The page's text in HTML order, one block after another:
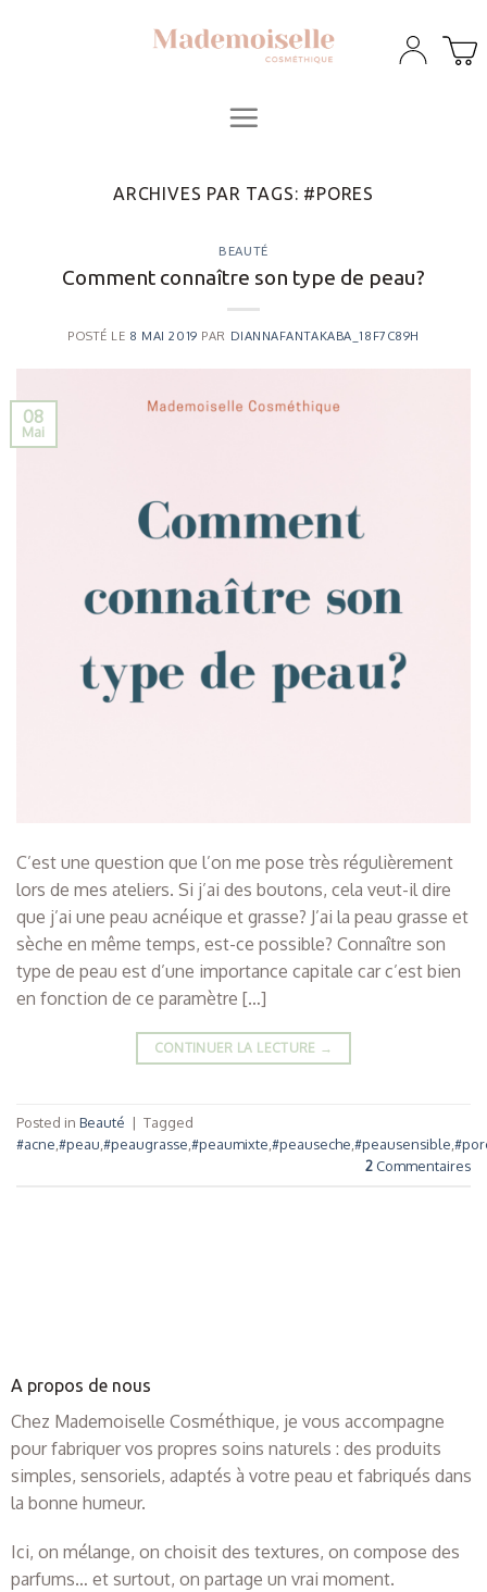
ARCHIVES PAR TAGS: #PORES
BEAUTÉ
Comment connaître son type de peau?
POSTÉ LE 8 MAI 2019 PAR DIANNAFANTAKABA_18F7C89H
08
Mai
C’est une question que l’on me pose très régulièrement
lors de mes ateliers. Si j’ai des boutons, cela veut-il dire
que j’ai une peau acnéique et grasse? J’ai la peau grasse et
sèche en même temps, est-ce possible? Connaître son
type de peau est d’une importance capitale car c’est bien
en fonction de ce paramètre […]
CONTINUER LA LECTURE →
Posted in Beauté | Tagged
#acne #peau #peaugrasse #peaumixte #peauseche #peausensible
2 Commentaires
A propos de nous
Chez Mademoiselle Cosméthique, je vous accompagne
pour fabriquer vos propres soins naturels : des produits
simples, sensoriels, adaptés à votre peau et fabriqués dans
la bonne humeur.
Ici, on mélange, on choisit des textures, on compose des
parfums… et surtout, on partage un vrai moment.